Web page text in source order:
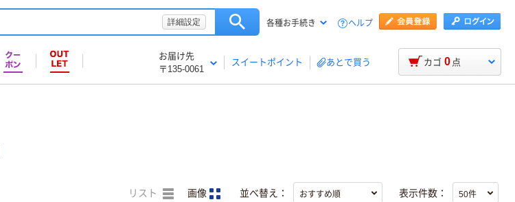
詳細設定 各種お手続き ヘルプ
お届け先
〒135-0061
スイートポイント あとで買う カゴ 0 点
リスト 画像 並べ替え： 表示件数：